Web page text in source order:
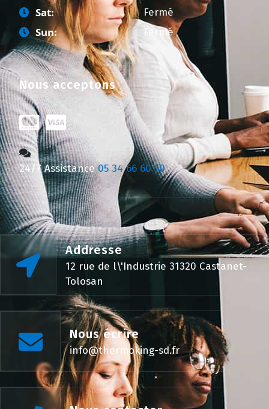
Sat: Fermé
Sun: Fermé
Nous acceptons
24/7 Assistance 05 34 66 60 50
Addresse
12 rue de l\'Industrie 31320 Castanet-
Tolosan
Nous écrire
info@thermoking-sd.fr